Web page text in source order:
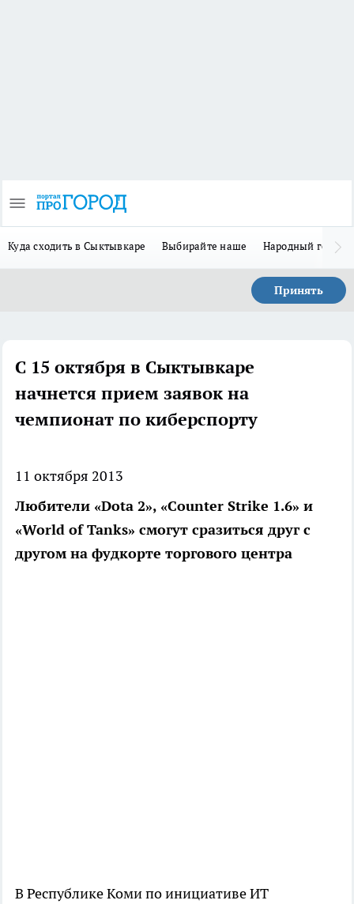
Куда сходить в Сыктывкаре Выбирайте наше Народный герой
Принять
С 15 октября в Сыктывкаре
начнется прием заявок на
чемпионат по киберспорту
11 октября 2013
Любители «Dota 2», «Counter Strike 1.6» и
«World of Tanks» смогут сразиться друг с
другом на фудкорте торгового центра
В Республике Коми по инициативе ИТ